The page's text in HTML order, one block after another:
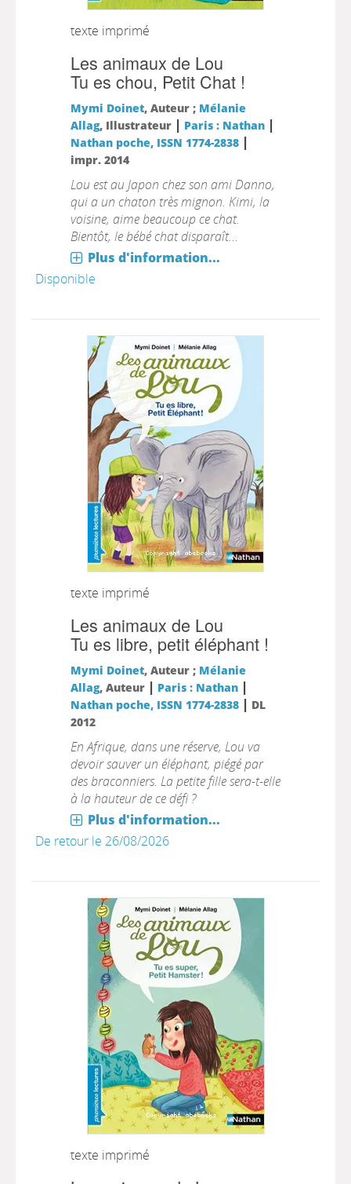
texte imprimé
Les animaux de Lou
Tu es chou, Petit Chat !
Mymi Doinet, Auteur ; Mélanie
Allag, Illustrateur | Paris : Nathan|
Nathan poche, ISSN 1774-2838|
impr. 2014
Lou est au Japon chez son ami Danno,
qui a un chaton très mignon. Kimi, la
voisine, aime beaucoup ce chat.
Bientôt, le bébé chat disparaît...
Plus d'information...
Disponible
texte imprimé
Les animaux de Lou
Tu es libre, petit éléphant !
Mymi Doinet, Auteur ; Mélanie
Allag, Auteur | Paris : Nathan|
Nathan poche, ISSN 1774-2838| DL
2012
En Afrique, dans une réserve, Lou va
devoir sauver un éléphant, piégé par
des braconniers. La petite fille sera-t-elle
à la hauteur de ce défi ?
Plus d'information...
De retour le 26/08/2026
texte imprimé